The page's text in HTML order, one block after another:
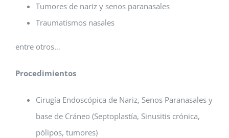
Tumores de nariz y senos paranasales
Traumatismos nasales
entre otros…
Procedimientos
Cirugía Endoscópica de Nariz, Senos Paranasales y
base de Cráneo (Septoplastía, Sinusitis crónica,
pólipos, tumores)